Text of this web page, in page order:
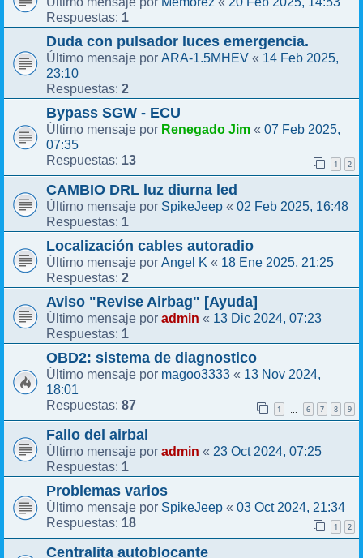
Respuestas: 1
Duda con pulsador luces emergencia.
Último mensaje por ARA-1.5MHEV « 14 Feb 2025,
23:10
Respuestas: 2
Bypass SGW - ECU
Último mensaje por Renegado Jim « 07 Feb 2025,
07:35
Respuestas: 13 1 2
CAMBIO DRL luz diurna led
Último mensaje por SpikeJeep « 02 Feb 2025, 16:48
Respuestas: 1
Localización cables autoradio
Último mensaje por Angel K « 18 Ene 2025, 21:25
Respuestas: 2
Aviso "Revise Airbag" [Ayuda]
Último mensaje por admin « 13 Dic 2024, 07:23
Respuestas: 1
OBD2: sistema de diagnostico
Último mensaje por magoo3333 « 13 Nov 2024,
18:01
Respuestas: 87 1 … 6 7 8 9
Fallo del airbal
Último mensaje por admin « 23 Oct 2024, 07:25
Respuestas: 1
Problemas varios
Último mensaje por SpikeJeep « 03 Oct 2024, 21:34
Respuestas: 18 1 2
Centralita autoblocante